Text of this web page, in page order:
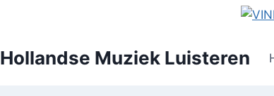
Hollandse Muziek Luisteren